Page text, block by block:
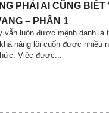
PHẢI AI CŨNG BIẾT
– PHẦN 1
luôn được mệnh danh là
năng lôi cuốn được nhiều
Việc được...